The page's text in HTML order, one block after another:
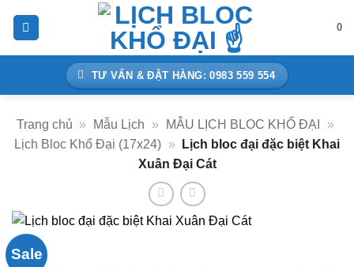
0
TƯ VẤN & ĐẶT HÀNG: 0983 559 554
Trang chủ » Mẫu Lịch » MẪU LỊCH BLOC KHỔ ĐẠI
»
Lịch Bloc Khổ Đại (17x24)
»
Lịch bloc đại đặc biệt Khai
Xuân Đại Cát
Sale